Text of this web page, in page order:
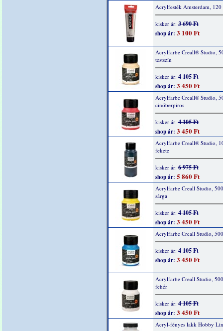
Acrylfesték Amsterdam, 120
kisker ár:3 690 Ft
shop ár: 3 100 Ft
Acrylfarbe Creall® Studio,
testszín
kisker ár:4 105 Ft
shop ár: 3 450 Ft
Acrylfarbe Creall® Studio,
cinóberpiros
kisker ár:4 105 Ft
shop ár: 3 450 Ft
Acrylfarbe Creall® Studio,
fekete
kisker ár:6 975 Ft
shop ár: 5 860 Ft
Acrylfarbe Creall Studio,
sárga
kisker ár:4 105 Ft
shop ár: 3 450 Ft
Acrylfarbe Creall Studio,
kisker ár:4 105 Ft
shop ár: 3 450 Ft
Acrylfarbe Creall Studio,
fehér
kisker ár:4 105 Ft
shop ár: 3 450 Ft
Acryl-fényes lakk Hobby